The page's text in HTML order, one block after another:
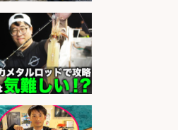
を見る